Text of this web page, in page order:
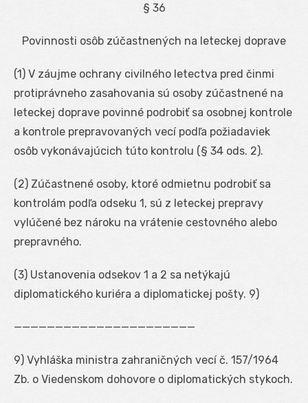
§ 36
Povinnosti osôb zúčastnených na leteckej doprave
(1) V záujme ochrany civilného letectva pred činmi
protiprávneho zasahovania sú osoby zúčastnené na
leteckej doprave povinné podrobiť sa osobnej kontrole
a kontrole prepravovaných vecí podľa požiadaviek
osôb vykonávajúcich túto kontrolu (§ 34 ods. 2).
(2) Zúčastnené osoby, ktoré odmietnu podrobiť sa
kontrolám podľa odseku 1, sú z leteckej prepravy
vylúčené bez nároku na vrátenie cestovného alebo
prepravného.
(3) Ustanovenia odsekov 1 a 2 sa netýkajú
diplomatického kuriéra a diplomatickej pošty. 9)
——————————————————————
9) Vyhláška ministra zahraničných vecí č. 157/1964
Zb. o Viedenskom dohovore o diplomatických stykoch.